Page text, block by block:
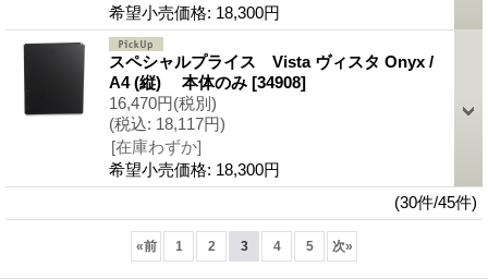
希望小売価格: 18,300円
スペシャルプライス Vista ヴィスタ Onyx /
A4 (縦) 本体のみ [34908]
16,470円(税別)
(税込: 18,117円)
[在庫わずか]
希望小売価格: 18,300円
(30件/45件)
«前 1 2 3 4 5 次»